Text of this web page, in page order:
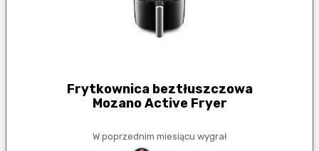
Frytkownica beztłuszczowa
Mozano Active Fryer
W poprzednim miesiącu wygrał